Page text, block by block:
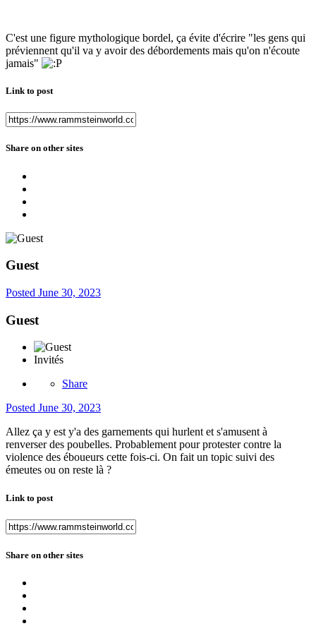
C'est une figure mythologique bordel, ça évite d'écrire "les gens qui
préviennent qu'il va y avoir des débordements mais qu'on n'écoute
jamais"
Link to post
Share on other sites
Guest
Posted June 30, 2023
Guest
Invités
Share
Posted June 30, 2023
Allez ça y est y'a des garnements qui hurlent et s'amusent à
renverser des poubelles. Probablement pour protester contre la
violence des éboueurs cette fois-ci. On fait un topic suivi des
émeutes ou on reste là ?
Link to post
Share on other sites